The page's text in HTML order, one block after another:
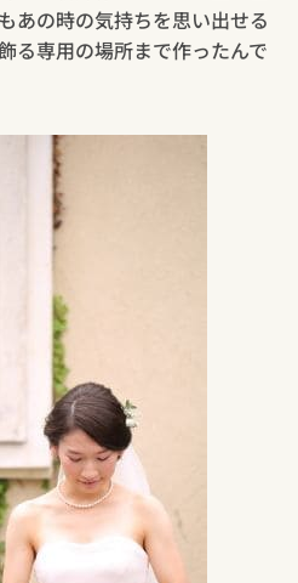
あの時の気持ちを思い出せる
る専用の場所まで作ったんで